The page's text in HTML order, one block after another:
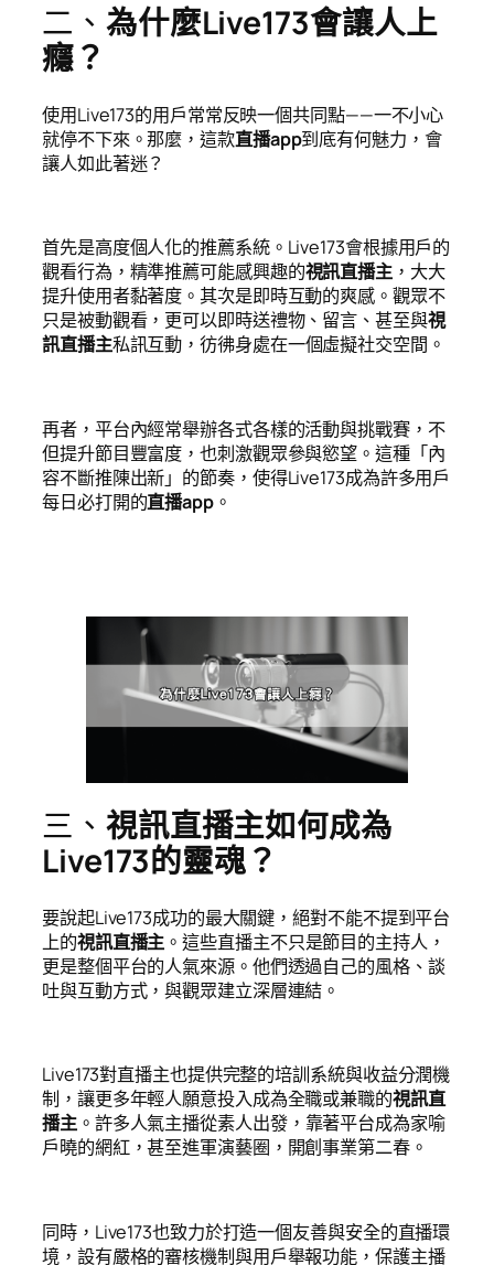
二、 為什麼Live173會讓人上
癮？
使用Live173的用戶常常反映一個共同點——一不小心
就停不下來。那麼，這款直播app到底有何魅力，會
讓人如此著迷？
首先是高度個人化的推薦系統。Live173會根據用戶的
觀看行為，精準推薦可能感興趣的視訊直播主 ，大大
提升使用者黏著度。其次是即時互動的爽感。觀眾不
只是被動觀看，更可以即時送禮物、留言、甚至與視
訊直播主私訊互動，彷彿身處在一個虛擬社交空間。
再者，平台內經常舉辦各式各樣的活動與挑戰賽，不
但提升節目豐富度，也刺激觀眾參與慾望。這種「內
容不斷推陳出新」的節奏，使得Live173成為許多用戶
每日必打開的直播app。
三、 視訊直播主如何成為
Live173的靈魂？
要說起Live173成功的最大關鍵，絕對不能不提到平台
上的視訊直播主 。這些直播主不只是節目的主持人，
更是整個平台的人氣來源。他們透過自己的風格、談
吐與互動方式，與觀眾建立深層連結。
Live173對直播主也提供完整的培訓系統與收益分潤機
制，讓更多年輕人願意投入成為全職或兼職的視訊直
播主。許多人氣主播從素人出發，靠著平台成為家喻
戶曉的網紅，甚至進軍演藝圈，開創事業第二春。
同時，Live173也致力於打造一個友善與安全的直播環
境，設有嚴格的審核機制與用戶舉報功能，保護主播